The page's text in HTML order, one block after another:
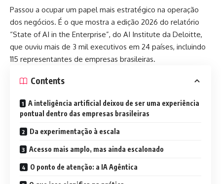
Passou a ocupar um papel mais estratégico na operação
dos negócios. É o que mostra a edição 2026 do relatório
“State of AI in the Enterprise”, do AI Institute da Deloitte,
que ouviu mais de 3 mil executivos em 24 países, incluindo
115 representantes de empresas brasileiras.
Contents
A inteligência artificial deixou de ser uma experiência
pontual dentro das empresas brasileiras
Da experimentação à escala
Acesso mais amplo, mas ainda escalonado
O ponto de atenção: a IA Agêntica